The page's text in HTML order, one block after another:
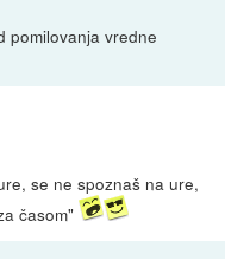
pomilovanja vredne
se ne spoznaš na ure,
časom"